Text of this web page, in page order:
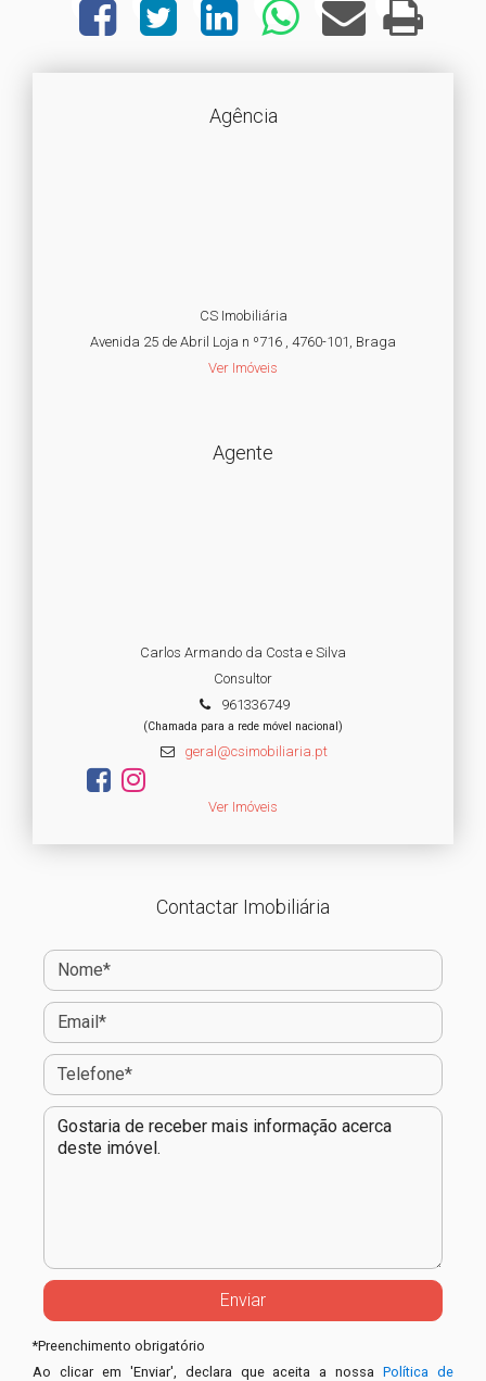
Agência
CS Imobiliária
Avenida 25 de Abril Loja n º716 , 4760-101, Braga
Ver Imóveis
Agente
Carlos Armando da Costa e Silva
Consultor
961336749
(Chamada para a rede móvel nacional)
geral@csimobiliaria.pt
Ver Imóveis
Contactar Imobiliária
*Preenchimento obrigatório
Ao clicar em 'Enviar', declara que aceita a nossaPolítica de